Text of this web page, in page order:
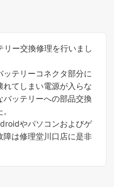
ー交換修理を行いまし
テリーコネクタ部分に
てしまい電源が入らな
ッテリーへの部品交換
やパソコンおよびゲ
は修理堂川口店に是非